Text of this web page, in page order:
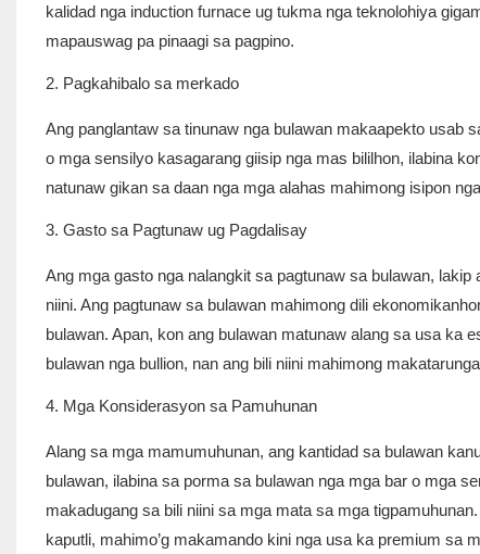
kalidad nga induction furnace ug tukma nga teknolohiya
mapauswag pa pinaagi sa pagpino.
2. Pagkahibalo sa merkado
Ang panglantaw sa tinunaw nga bulawan makaapekto usab
o mga sensilyo kasagarang giisip nga mas bililhon, ilabina
natunaw gikan sa daan nga mga alahas mahimong isipon
3. Gasto sa Pagtunaw ug Pagdalisay
Ang mga gasto nga nalangkit sa pagtunaw sa bulawan,
niini. Ang pagtunaw sa bulawan mahimong dili
bulawan. Apan, kon ang bulawan matunaw alang sa usa ka
bulawan nga bullion, nan ang bili niini mahimong
4. Mga Konsiderasyon sa Pamuhunan
Alang sa mga mamumuhunan, ang kantidad sa bulawan
bulawan, ilabina sa porma sa bulawan nga mga bar o mga
makadugang sa bili niini sa mga mata sa mga
kaputli, mahimo’g makamando kini nga usa ka premium sa